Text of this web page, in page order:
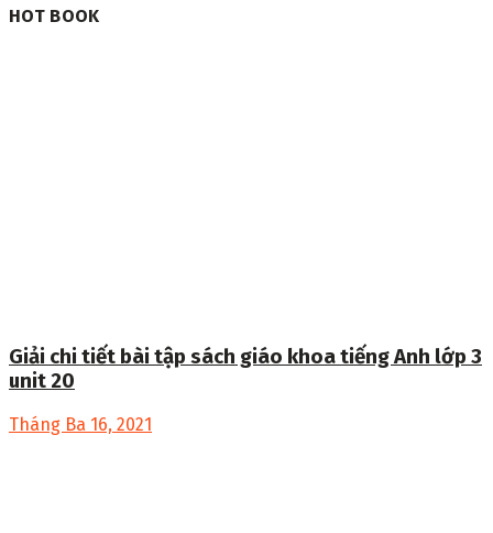
HOT BOOK
Giải chi tiết bài tập sách giáo khoa tiếng Anh lớp 3
unit 20
Tháng Ba 16, 2021